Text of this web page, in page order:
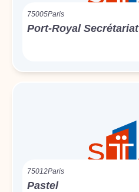
75005Paris
Port-Royal Secrétariat
75012Paris
Pastel